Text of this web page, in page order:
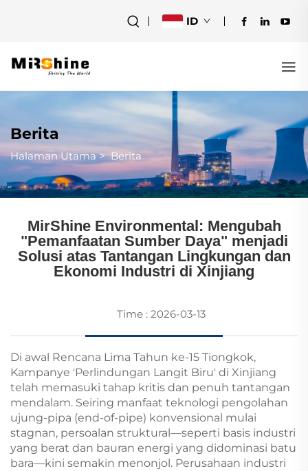
ID
Berita
Halaman Utama>Berita
MirShine Environmental: Mengubah
"Pemanfaatan Sumber Daya" menjadi
Solusi atas Tantangan Lingkungan dan
Ekonomi Industri di Xinjiang
Time : 2026-03-13
Di awal Rencana Lima Tahun ke-15 Tiongkok,
Kampanye 'Perlindungan Langit Biru' di Xinjiang
telah memasuki tahap kritis dan penuh tantangan
mendalam. Seiring manfaat teknologi pengolahan
ujung-pipa (end-of-pipe) konvensional mulai
stagnan, persoalan struktural—seperti basis industri
yang berat dan bauran energi yang didominasi batu
bara—kini semakin menonjol. Perusahaan industri